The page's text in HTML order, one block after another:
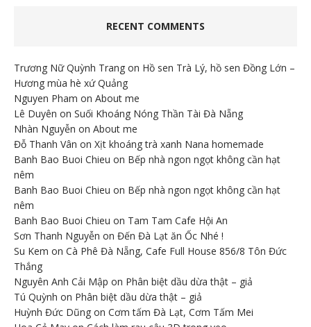
RECENT COMMENTS
Trương Nữ Quỳnh Trang on Hồ sen Trà Lý, hồ sen Đồng Lớn –
Hương mùa hè xứ Quảng
Nguyen Pham on About me
Lê Duyên on Suối Khoáng Nóng Thần Tài Đà Nẵng
Nhàn Nguyễn on About me
Đỗ Thanh Vân on Xịt khoáng trà xanh Nana homemade
Banh Bao Buoi Chieu on Bếp nhà ngon ngọt không cần hạt
nêm
Banh Bao Buoi Chieu on Bếp nhà ngon ngọt không cần hạt
nêm
Banh Bao Buoi Chieu on Tam Tam Cafe Hội An
Sơn Thanh Nguyễn on Đến Đà Lạt ăn Ốc Nhé !
Su Kem on Cà Phê Đà Nẵng, Cafe Full House 856/8 Tôn Đức
Thắng
Nguyên Anh Cải Mập on Phân biệt dầu dừa thật – giả
Tú Quỳnh on Phân biệt dầu dừa thật – giả
Huỳnh Đức Dũng on Cơm tấm Đà Lạt, Cơm Tấm Mei